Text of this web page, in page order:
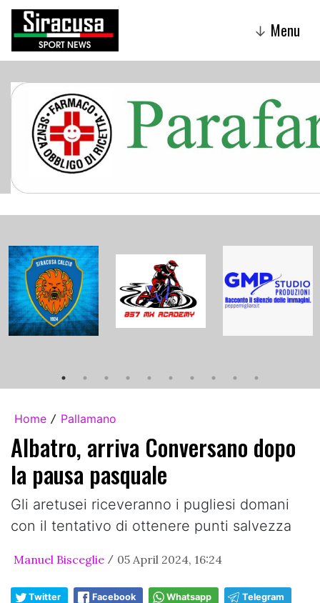
↓ Menu
Home / Pallamano
Albatro, arriva Conversano dopo
la pausa pasquale
Gli aretusei riceveranno i pugliesi domani
con il tentativo di ottenere punti salvezza
Manuel Bisceglie / 05 April 2024, 16:24
Twitter Facebook Whatsapp Telegram